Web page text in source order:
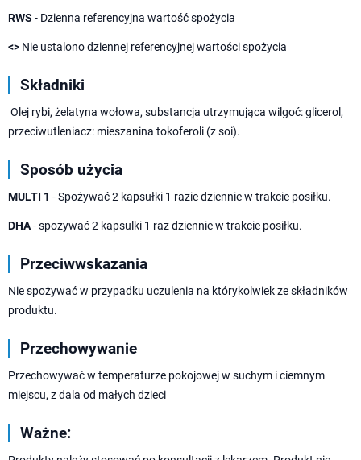
RWS - Dzienna referencyjna wartość spożycia
<> Nie ustalono dziennej referencyjnej wartości spożycia
Składniki
Olej rybi, żelatyna wołowa, substancja utrzymująca wilgoć: glicerol,
przeciwutleniacz: mieszanina tokoferoli (z soi).
Sposób użycia
MULTI 1 - Spożywać 2 kapsułki 1 razie dziennie w trakcie posiłku.
DHA- spożywać 2 kapsulki 1 raz dziennie w trakcie posiłku.
Przeciwwskazania
Nie spożywać w przypadku uczulenia na którykolwiek ze składników
produktu.
Przechowywanie
Przechowywać w temperaturze pokojowej w suchym i ciemnym
miejscu, z dala od małych dzieci
Ważne: